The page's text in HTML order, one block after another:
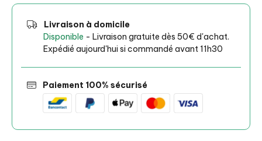
Livraison à domicile
Disponible - Livraison gratuite dès 50€ d'achat.
Expédié aujourd'hui si commandé avant 11h30
Paiement 100% sécurisé